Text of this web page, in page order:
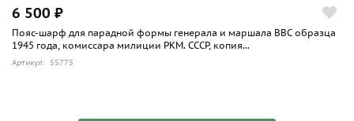
6 500 ₽
Пояс-шарф для парадной формы генерала и маршала ВВС образца
1945 года, комиссара милиции РКМ. СССР, копия...
Артикул: 55775